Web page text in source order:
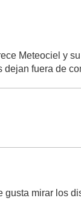
Meteociel y
fuera de
gusta mirar los